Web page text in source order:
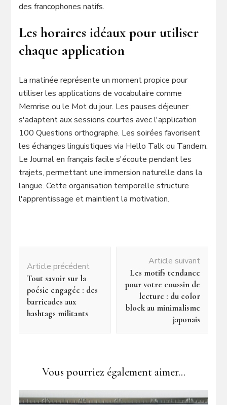
des francophones natifs.
Les horaires idéaux pour utiliser
chaque application
La matinée représente un moment propice pour
utiliser les applications de vocabulaire comme
Memrise ou le Mot du jour. Les pauses déjeuner
s'adaptent aux sessions courtes avec l'application
100 Questions orthographe. Les soirées favorisent
les échanges linguistiques via Hello Talk ou Tandem.
Le Journal en français facile s'écoute pendant les
trajets, permettant une immersion naturelle dans la
langue. Cette organisation temporelle structure
l'apprentissage et maintient la motivation.
d'article
Article précédent
Tout savoir sur la
poésie engagée : des
barricades aux
hashtags militants
Article suivant
Les motifs tendance
pour votre coussin de
lecture : du color
block au minimalisme
japonais
Vous pourriez également aimer...